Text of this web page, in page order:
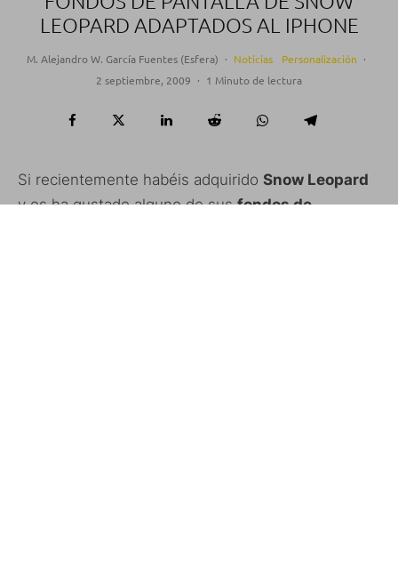
LEOPARD ADAPTADOS AL IPHONE
M. Alejandro W. García Fuentes (Esfera) · Noticias Personalización ·
2 septiembre, 2009 · 1 Minuto de lectura
Si recientemente habéis adquirido Snow Leopard
y os ha gustado alguno de susfondos de